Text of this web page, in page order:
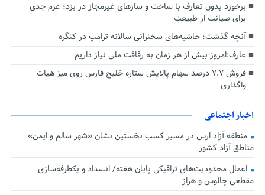
برخورد بدون تعارف با ساخت‌ و سازهای غیرمجاز در یزد؛ عزم جدی
برای صیانت از طبیعت
آنچه گذشت؛ حاشیه‌های سخنرانی سالانه ترامپ در کنگره
عارف:امروز بیش از هر زمان به رفاقت ملی نیاز داریم
فروش ۷.۷ درصد سهام پالایش ستاره خلیج فارس روی میز هیات
واگذاری
اخبار اجتماعی
منطقه آزاد ارس در مسیر کسب نخستین نشان «شهر سالم و ایمن»
مناطق آزاد کشور
اعمال محدودیت‌های ترافیکی پایان هفته/ انسداد و یکطرفه‌سازی
مقطعی چالوس و هراز